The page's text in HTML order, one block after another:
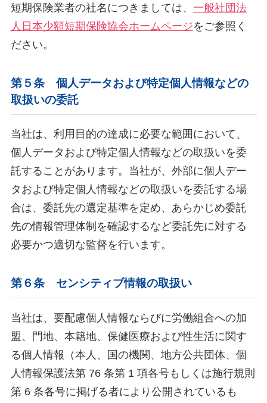
短期保険業者の社名につきましては、 一般社団法
人日本少額短期保険協会ホームページをご参照く
ださい。
第５条 個人データおよび特定個人情報などの
取扱いの委託
当社は、利用目的の達成に必要な範囲において、
個人データおよび特定個人情報などの取扱いを委
託することがあります。当社が、外部に個人デー
タおよび特定個人情報などの取扱いを委託する場
合は、委託先の選定基準を定め、あらかじめ委託
先の情報管理体制を確認するなど委託先に対する
必要かつ適切な監督を行います。
第６条 センシティブ情報の取扱い
当社は、要配慮個人情報ならびに労働組合への加
盟、門地、本籍地、保健医療および性生活に関す
る個人情報（本人、国の機関、地方公共団体、個
人情報保護法第 76 条第 1 項各号もしくは施行規則
第 6 条各号に掲げる者により公開されているも